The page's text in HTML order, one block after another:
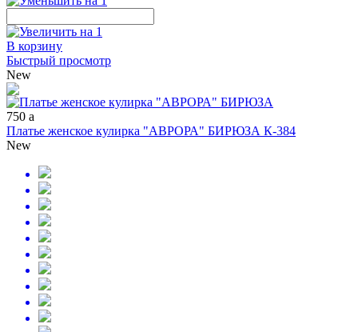
В корзину
Быстрый просмотр
New
750 a
Платье женское кулирка "АВРОРА" БИРЮЗА К-384
New